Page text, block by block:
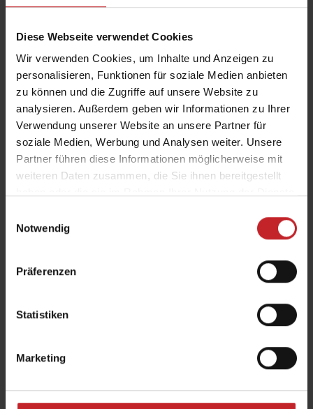
Diese Webseite verwendet Cookies
Wir verwenden Cookies, um Inhalte und Anzeigen zu
personalisieren, Funktionen für soziale Medien anbieten
zu können und die Zugriffe auf unsere Website zu
analysieren. Außerdem geben wir Informationen zu Ihrer
Verwendung unserer Website an unsere Partner für
soziale Medien, Werbung und Analysen weiter. Unsere
Partner führen diese Informationen möglicherweise mit
weiteren Daten zusammen, die Sie ihnen bereitgestellt
Notwendig
Präferenzen
Statistiken
Marketing
BreakMix Schar
Kombiniert die Vorteile von Verdichtungen
aufbrechen mit hochintensivem Mischen. Der
untere Teil bricht Verdichtungen in der Tiefe auf,
bringt den Boden an die Oberfläche und
ermöglicht den Wassertransport nach oben und
perfektes Saatbett für eine schnelle Zersetzung.
reduzieren und die ackerbaulichen Ergebnisse